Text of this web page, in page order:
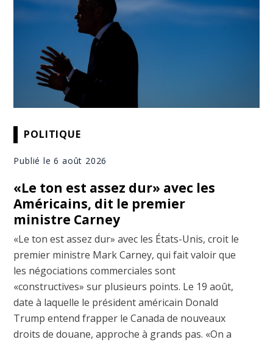
POLITIQUE
Publié le 6 août 2026
«Le ton est assez dur» avec les
Américains, dit le premier
ministre Carney
«Le ton est assez dur» avec les États-Unis, croit le
premier ministre Mark Carney, qui fait valoir que
les négociations commerciales sont
«constructives» sur plusieurs points. Le 19 août,
date à laquelle le président américain Donald
Trump entend frapper le Canada de nouveaux
droits de douane, approche à grands pas. «On a